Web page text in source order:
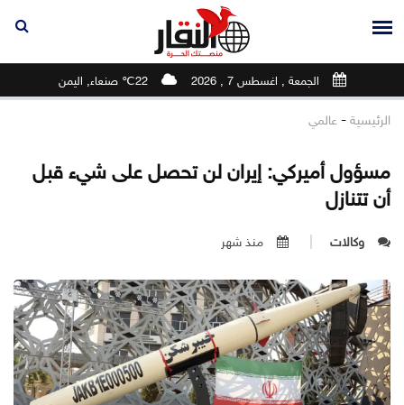
الجمعة , اغسطس 7 , 2026 22℃ صنعاء, اليمن
الرئيسية - عالمي
مسؤول أميركي: إيران لن تحصل على شيء قبل
أن تتنازل
وكالات منذ شهر